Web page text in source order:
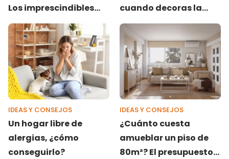
Los imprescindibles
que NUNCA pueden
faltar
cuando decoras la
habitación de tu hijo
IDEAS Y CONSEJOS
Un hogar libre de
alergias, ¿cómo
conseguirlo?
IDEAS Y CONSEJOS
¿Cuánto cuesta
amueblar un piso de
80m²? El presupuesto